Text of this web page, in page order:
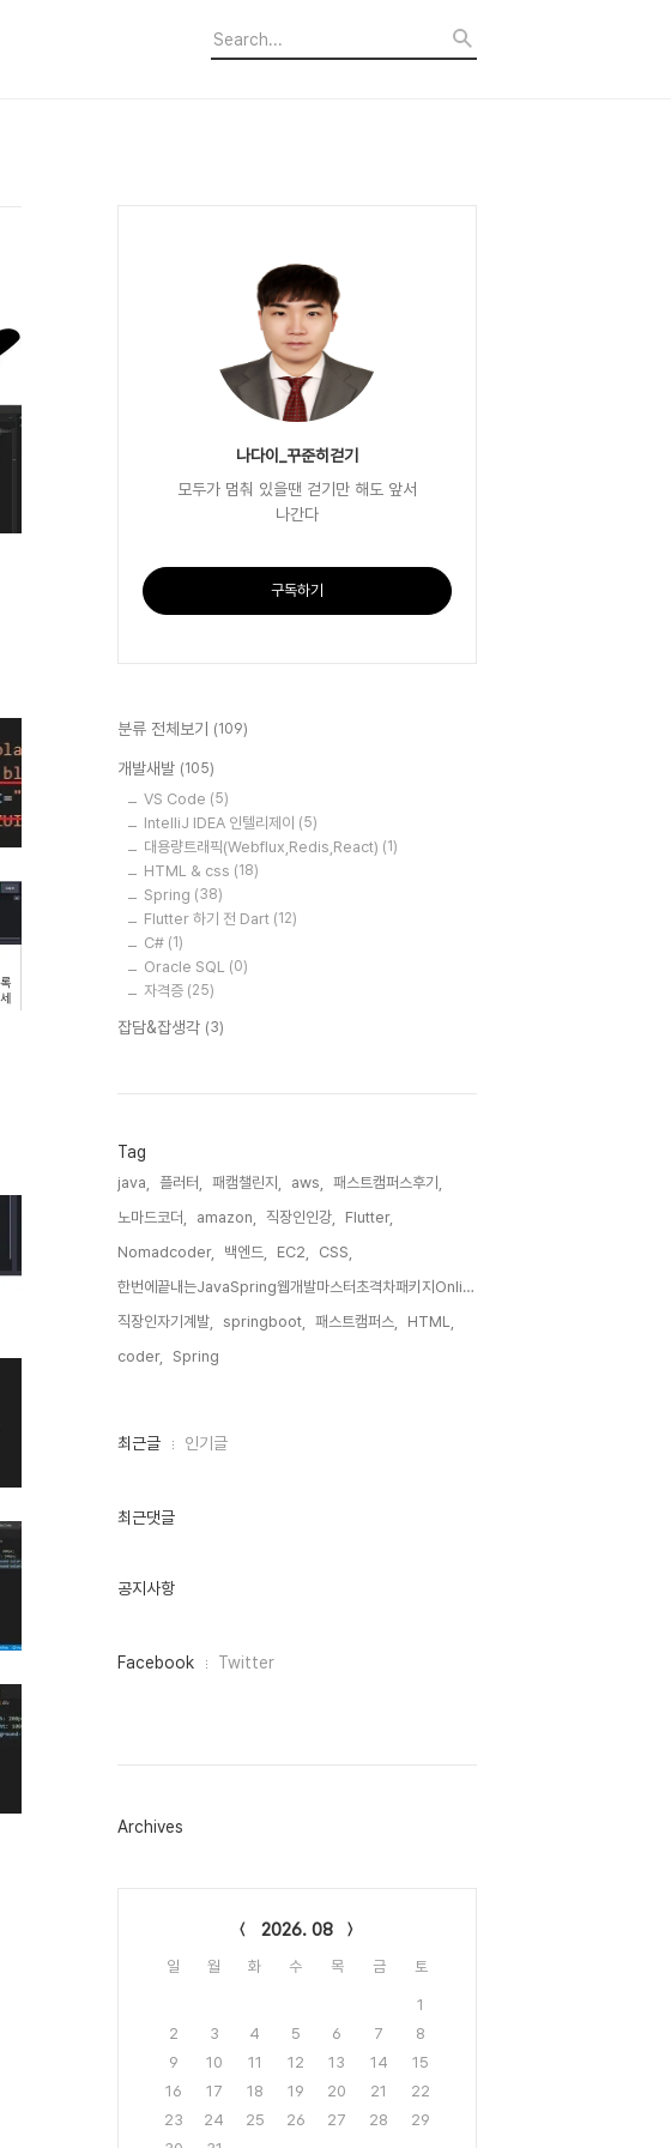
나다이_꾸준히걷기
모두가 멈춰 있을땐 걷기만 해도 앞서
나간다
구독하기
분류 전체보기 (109)
개발새발 (105)
VS Code (5)
IntelliJ IDEA 인텔리제이 (5)
대용량트래픽(Webflux,Redis,React) (1)
HTML & css (18)
Spring (38)
Flutter 하기 전 Dart (12)
C# (1)
Oracle SQL (0)
자격증 (25)
잡담&잡생각 (3)
Tag
java, 플러터, 패캠챌린지, aws,
패스트캠퍼스후기,
노마드코더,
amazon, 직장인인강,
Flutter,
Nomadcoder,
백엔드, EC2,
CSS,
한번에끝내는JavaSpring웹개발마스터초격차패키지Online,
직장인자기계발,
springboot, 패스트캠퍼스,
HTML,
coder,
Spring,
최
인
최근글 인기글
최근댓글
공지사항
페
그
Facebook Twitter
Archives
2026. 08
일 월 화 수 목 금 토
1
2
3 4 5 6 7
8
9
10 11 12 13 14
15
16
17 18 19 20 21
22
23
24 25 26 27 28
29